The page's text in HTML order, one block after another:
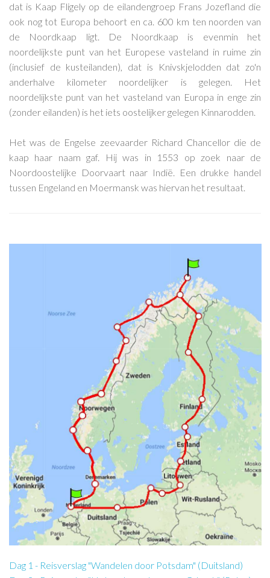
dat is Kaap Fligely op de eilandengroep Frans Jozefland die
ook nog tot Europa behoort en ca. 600 km ten noorden van
de Noordkaap ligt. De Noordkaap is evenmin het
noordelijkste punt van het Europese vasteland in ruime zin
(inclusief de kusteilanden), dat is Knivskjelodden dat zo'n
anderhalve kilometer noordelijker is gelegen. Het
noordelijkste punt van het vasteland van Europa in enge zin
(zonder eilanden) is het iets oostelijker gelegen Kinnarodden.
Het was de Engelse zeevaarder Richard Chancellor die de
kaap haar naam gaf. Hij was in 1553 op zoek naar de
Noordoostelijke Doorvaart naar Indië. Een drukke handel
tussen Engeland en Moermansk was hiervan het resultaat.
Dag 1 - Reisverslag "Wandelen door Potsdam" (Duitsland)